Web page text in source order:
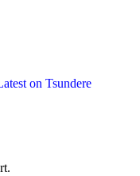
on Tsundere